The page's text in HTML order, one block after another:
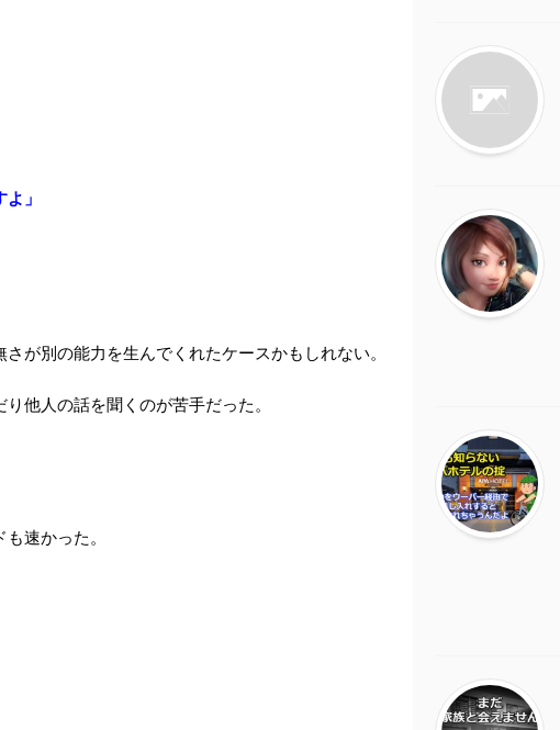
」
が別の能力を生んでくれたケースかもしれない。
他人の話を聞くのが苦手だった。
速かった。